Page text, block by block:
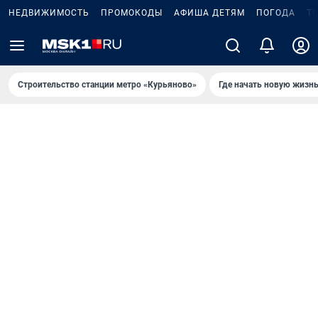
НЕДВИЖИМОСТЬ ПРОМОКОДЫ АФИША ДЕТЯМ ПОГОДА
Строительство станции метро «Курьяново» Где начать новую